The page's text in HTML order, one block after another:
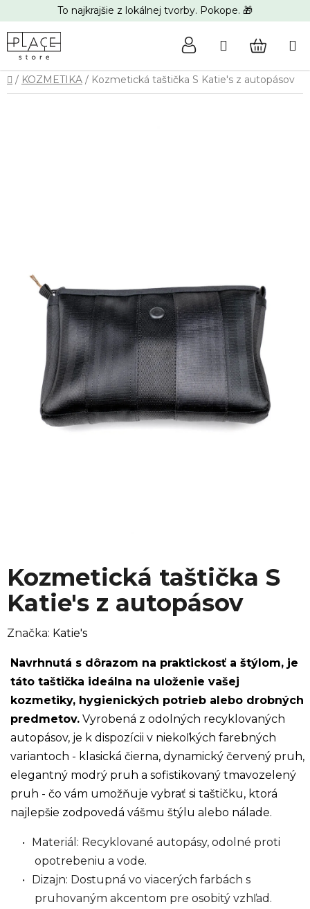
na
obsah
To najkrajšie z lokálnej tvorby. Pokope. 🎁
Hľadať
KOŠÍK
Domov
/ KOZMETIKA / Kozmetická taštička S Katie's z autopásov
Kozmetická taštička S
Katie's z autopásov
Značka: Katie's
Navrhnutá s dôrazom na praktickosť a štýlom, je
táto taštička ideálna na uloženie vašej
kozmetiky, hygienických potrieb alebo drobných
predmetov. Vyrobená z odolných recyklovaných
autopásov, je k dispozícii v niekoľkých farebných
variantoch - klasická čierna, dynamický červený pruh,
elegantný modrý pruh a sofistikovaný tmavozelený
pruh - čo vám umožňuje vybrať si taštičku, ktorá
najlepšie zodpovedá vášmu štýlu alebo nálade.
Materiál: Recyklované autopásy, odolné proti
opotrebeniu a vode.
Dizajn: Dostupná vo viacerých farbách s
pruhovaným akcentom pre osobitý vzhľad.